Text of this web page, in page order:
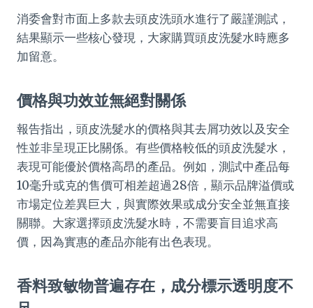
消委會對市面上多款去頭皮洗頭水進行了嚴謹測試，
結果顯示一些核心發現，大家購買頭皮洗髮水時應多
加留意。
價格與功效並無絕對關係
報告指出，頭皮洗髮水的價格與其去屑功效以及安全
性並非呈現正比關係。有些價格較低的頭皮洗髮水，
表現可能優於價格高昂的產品。例如，測試中產品每
10毫升或克的售價可相差超過28倍，顯示品牌溢價或
市場定位差異巨大，與實際效果或成分安全並無直接
關聯。大家選擇頭皮洗髮水時，不需要盲目追求高
價，因為實惠的產品亦能有出色表現。
香料致敏物普遍存在，成分標示透明度不